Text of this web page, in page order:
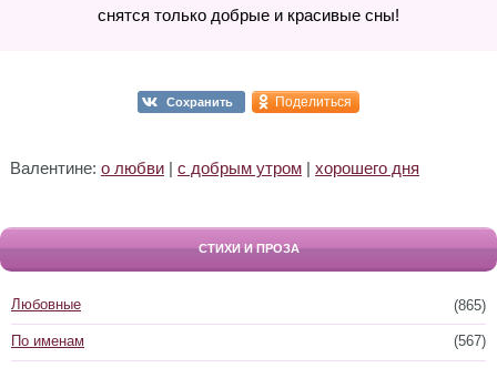
снятся только добрые и красивые сны!
Сохранить Поделиться
Валентине: о любви| с добрым утром| хорошего дня
СТИХИ И ПРОЗА
(865)
Любовные
(567)
По именам